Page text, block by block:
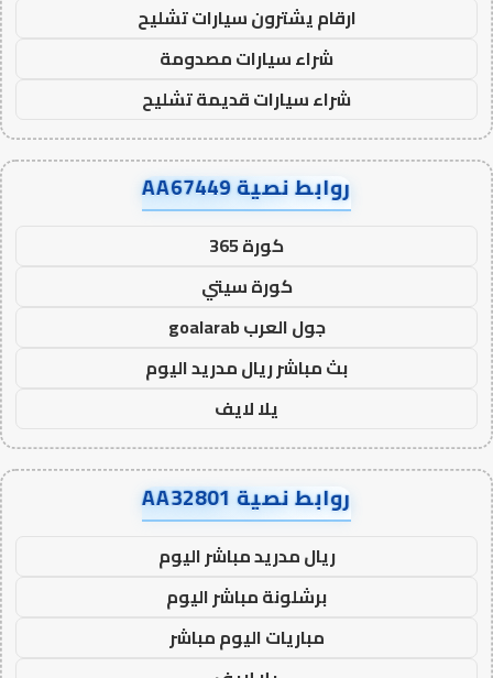
ارقام يشترون سيارات تشليح
شراء سيارات مصدومة
شراء سيارات قديمة تشليح
روابط نصية AA67449
كورة 365
كورة سيتي
جول العرب goalarab
بث مباشر ريال مدريد اليوم
يلا لايف
روابط نصية AA32801
ريال مدريد مباشر اليوم
برشلونة مباشر اليوم
مباريات اليوم مباشر